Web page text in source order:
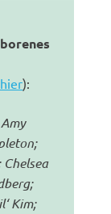
):
Chelsea
Kim;